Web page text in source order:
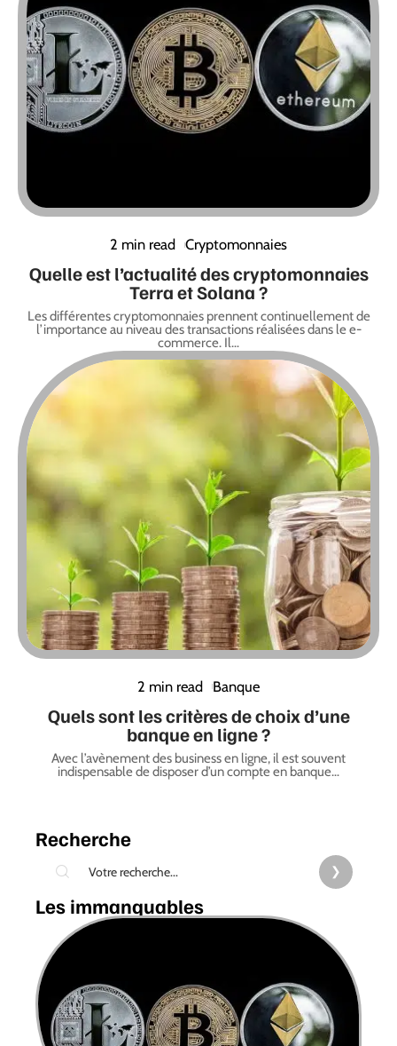
2 min read Cryptomonnaies
Quelle est l’actualité des cryptomonnaies
Terra et Solana ?
Les différentes cryptomonnaies prennent continuellement de
l’importance au niveau des transactions réalisées dans le e-
commerce. Il…
2 min read Banque
Quels sont les critères de choix d’une
banque en ligne ?
Avec l’avènement des business en ligne, il est souvent
indispensable de disposer d’un compte en banque…
Recherche
Les immanquables